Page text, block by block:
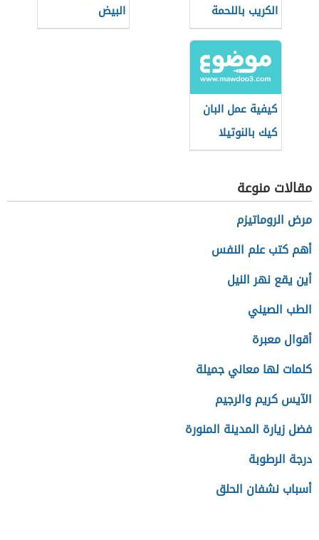
الكريب باللحمة
المفرومة
البيض
كيفية عمل البان
كيك بالنوتيلا
مقالات منوعة
مرض الروماتيزم
أهم كتب علم النفس
أين يقع نهر النيل
الطب الصيني
أقوال معبرة
كلمات لها معاني جميلة
الآيس كريم والرجيم
فضل زيارة المدينة المنورة
درجة الرطوبة
أسباب نشفان الحلق